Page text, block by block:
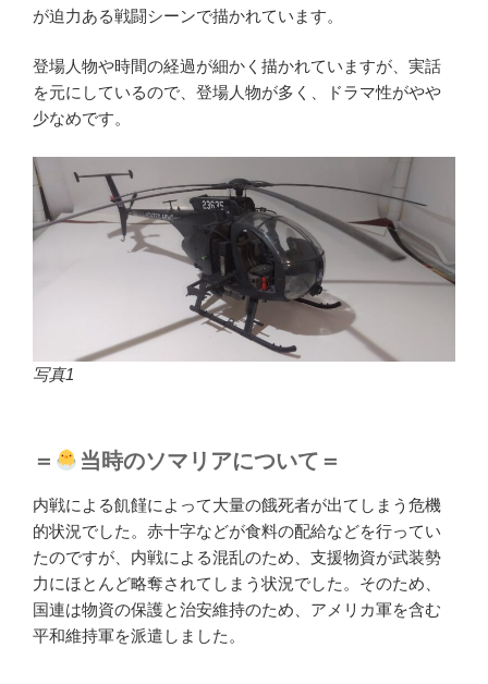
が迫力ある戦闘シーンで描かれています。
登場人物や時間の経過が細かく描かれていますが、実話
を元にしているので、登場人物が多く、ドラマ性がやや
少なめです。
写真1
＝ 当時のソマリアについて＝
内戦による飢饉によって大量の餓死者が出てしまう危機
的状況でした。赤十字などが食料の配給などを行ってい
たのですが、内戦による混乱のため、支援物資が武装勢
力にほとんど略奪されてしまう状況でした。そのため、
国連は物資の保護と治安維持のため、アメリカ軍を含む
平和維持軍を派遣しました。